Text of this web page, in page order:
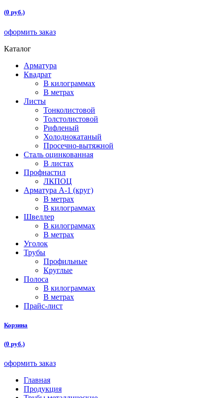
(0 руб.)
оформить заказ
Каталог
Арматура
Квадрат
В килограммах
В метрах
Листы
Тонколистовой
Толстолистовой
Рифленый
Холоднокатаный
Проcечно-вытяжной
Сталь оцинкованная
В листах
Профнастил
ЛКПОЦ
Арматура А-1 (круг)
В метрах
В килограммах
Швеллер
В килограммах
В метрах
Уголок
Трубы
Профильные
Круглые
Полоса
В килограммах
В метрах
Прайс-лист
Корзина
(0 руб.)
оформить заказ
Главная
Продукция